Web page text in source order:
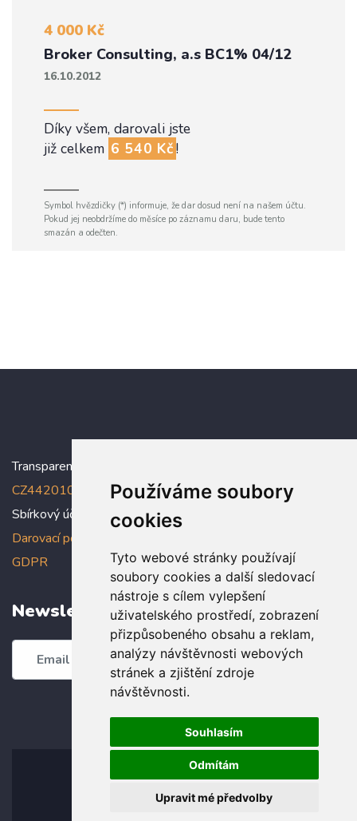
Používáme soubory
cookies
Tyto webové stránky používají
soubory cookies a další sledovací
nástroje s cílem vylepšení
uživatelského prostředí, zobrazení
přizpůsobeného obsahu a reklam,
analýzy návštěvnosti webových
stránek a zjištění zdroje
návštěvnosti.
Souhlasím
Odmítám
Upravit mé předvolby
4 000 Kč
Broker Consulting, a.s BC1% 04/12
16.10.2012
Díky všem, darovali jste
již celkem 6 540 Kč!
Symbol hvězdičky (*) informuje, že dar dosud není na našem účtu.
Pokud jej neobdržíme do měsíce po záznamu daru, bude tento
smazán a odečten.
Transparentní účet:
CZ4420100000005005005006
Sbírkový účet: 5005005022/2010
Darovací podmínky
GDPR
Newsletter
Odebírat